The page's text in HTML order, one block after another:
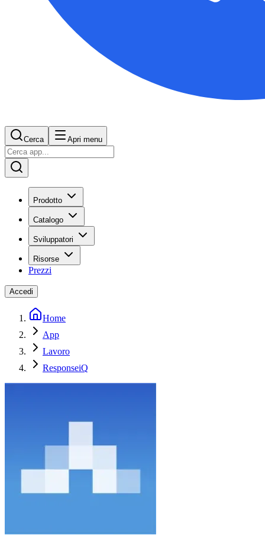
Cerca Apri menu
Prodotto
Catalogo
Sviluppatori
Risorse
Prezzi
Accedi
Home
App
Lavoro
ResponseiQ